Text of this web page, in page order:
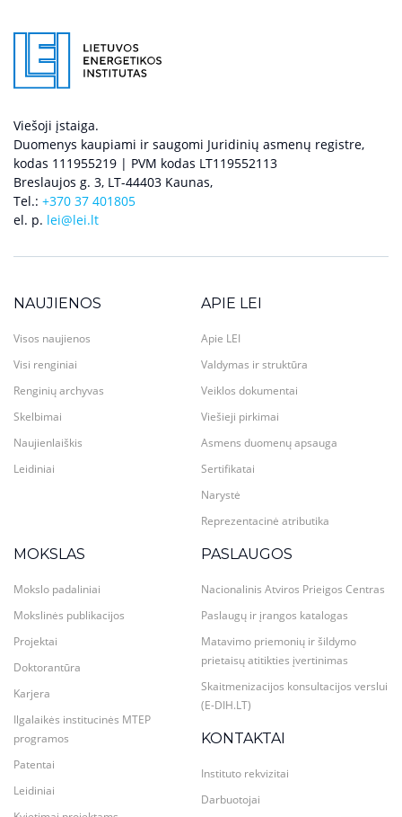
Viešoji įstaiga.
Duomenys kaupiami ir saugomi Juridinių asmenų registre,
kodas 111955219 | PVM kodas LT119552113
Breslaujos g. 3, LT-44403 Kaunas,
Tel.: +370 37 401805
el. p. lei@lei.lt
NAUJIENOS
Visos naujienos
Visi renginiai
Renginių archyvas
Skelbimai
Naujienlaiškis
Leidiniai
APIE LEI
Apie LEI
Valdymas ir struktūra
Veiklos dokumentai
Viešieji pirkimai
Asmens duomenų apsauga
Sertifikatai
Narystė
Reprezentacinė atributika
MOKSLAS
Mokslo padaliniai
Mokslinės publikacijos
Projektai
Doktorantūra
Karjera
Ilgalaikės institucinės MTEP
programos
Patentai
Leidiniai
PASLAUGOS
Nacionalinis Atviros Prieigos Centras
Paslaugų ir įrangos katalogas
Matavimo priemonių ir šildymo
prietaisų atitikties įvertinimas
Skaitmenizacijos konsultacijos verslui
(E-DIH.LT)
KONTAKTAI
Instituto rekvizitai
Darbuotojai